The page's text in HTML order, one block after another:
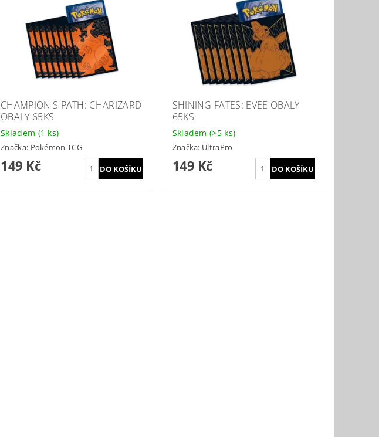
CHAMPION'S PATH: CHARIZARD
OBALY 65KS
Skladem (1 ks)
Značka: Pokémon TCG
149 Kč
SHINING FATES: EVEE OBALY
65KS
Skladem(>5 ks)
Značka: UltraPro
149 Kč